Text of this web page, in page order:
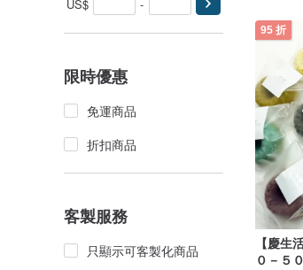
US$ -
限時優惠
免運商品
折扣商品
客製服務
只顯示可客製化商品
95 折
【慶生
０－５